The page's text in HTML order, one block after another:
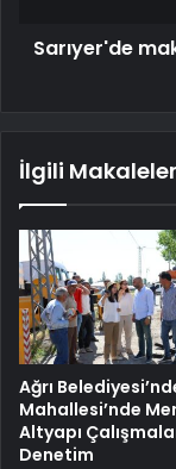
Sarıyer'de
İlgili Makaleler
Ağrı
Mahallesi’nde
Altyapı
Denetim